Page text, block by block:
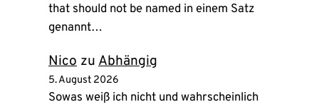
that should not be named in einem Satz
genannt…
Nico zu Abhängig
5. August 2026
Sowas weiß ich nicht und wahrscheinlich